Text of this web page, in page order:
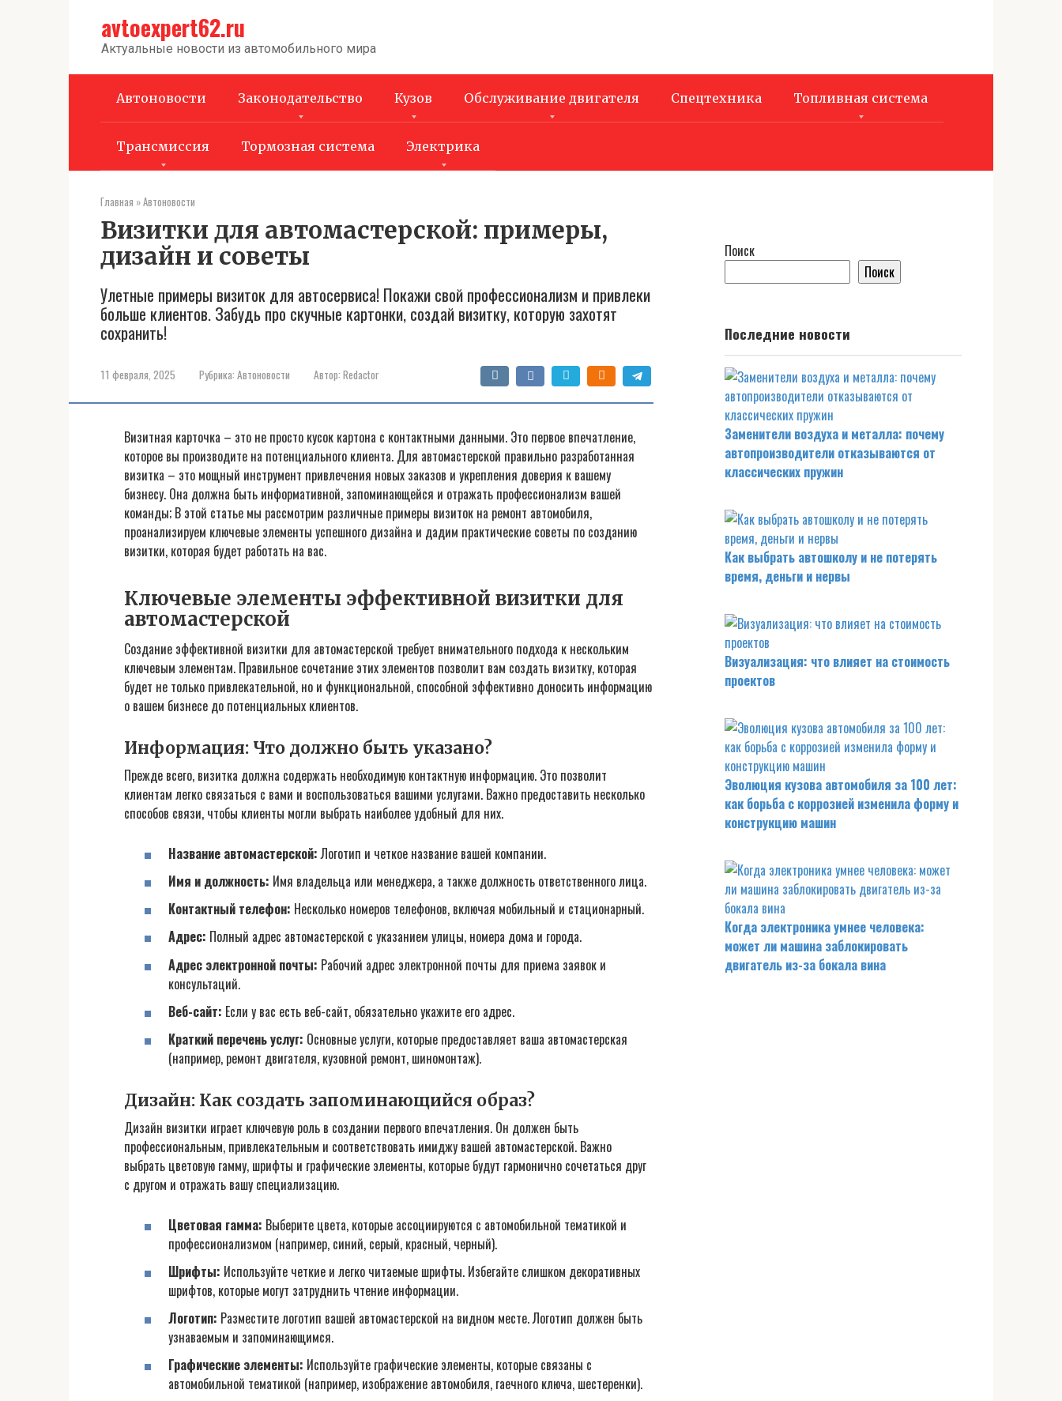
avtoexpert62.ru
Актуальные новости из автомобильного мира
Автоновости Законодательство Кузов Обслуживание двигателя Спецтехника Топливная система
Трансмиссия Тормозная система Электрика
Главная »Автоновости
Визитки для автомастерской: примеры,
дизайн и советы
Улетные примеры визиток для автосервиса! Покажи свой профессионализм и привлеки
больше клиентов. Забудь про скучные картонки, создай визитку, которую захотят
сохранить!
11 февраля, 2025 Рубрика: Автоновости Автор: Redactor
Визитная карточка – это не просто кусок картона с контактными данными. Это первое впечатление,
которое вы производите на потенциального клиента. Для автомастерской правильно разработанная
визитка – это мощный инструмент привлечения новых заказов и укрепления доверия к вашему
бизнесу. Она должна быть информативной, запоминающейся и отражать профессионализм вашей
команды; В этой статье мы рассмотрим различные примеры визиток на ремонт автомобиля,
проанализируем ключевые элементы успешного дизайна и дадим практические советы по созданию
визитки, которая будет работать на вас.
Ключевые элементы эффективной визитки для
автомастерской
Создание эффективной визитки для автомастерской требует внимательного подхода к нескольким
ключевым элементам. Правильное сочетание этих элементов позволит вам создать визитку, которая
будет не только привлекательной, но и функциональной, способной эффективно доносить информацию
о вашем бизнесе до потенциальных клиентов.
Информация: Что должно быть указано?
Прежде всего, визитка должна содержать необходимую контактную информацию. Это позволит
клиентам легко связаться с вами и воспользоваться вашими услугами. Важно предоставить несколько
способов связи, чтобы клиенты могли выбрать наиболее удобный для них.
Название автомастерской:Логотип и четкое название вашей компании.
Имя и должность: Имя владельца или менеджера, а также должность ответственного лица.
Контактный телефон: Несколько номеров телефонов, включая мобильный и стационарный.
Адрес: Полный адрес автомастерской с указанием улицы, номера дома и города.
Адрес электронной почты: Рабочий адрес электронной почты для приема заявок и
консультаций.
Веб-сайт: Если у вас есть веб-сайт, обязательно укажите его адрес.
Краткий перечень услуг: Основные услуги, которые предоставляет ваша автомастерская
(например, ремонт двигателя, кузовной ремонт, шиномонтаж).
Дизайн: Как создать запоминающийся образ?
Дизайн визитки играет ключевую роль в создании первого впечатления. Он должен быть
профессиональным, привлекательным и соответствовать имиджу вашей автомастерской. Важно
выбрать цветовую гамму, шрифты и графические элементы, которые будут гармонично сочетаться друг
с другом и отражать вашу специализацию.
Цветовая гамма: Выберите цвета, которые ассоциируются с автомобильной тематикой и
профессионализмом (например, синий, серый, красный, черный).
Шрифты: Используйте четкие и легко читаемые шрифты. Избегайте слишком декоративных
шрифтов, которые могут затруднить чтение информации.
Логотип: Разместите логотип вашей автомастерской на видном месте. Логотип должен быть
узнаваемым и запоминающимся.
Графические элементы: Используйте графические элементы, которые связаны с
автомобильной тематикой (например, изображение автомобиля, гаечного ключа, шестеренки).
Поиск
Поиск
Последние новости
Заменители воздуха и металла: почему
автопроизводители отказываются от
классических пружин
Как выбрать автошколу и не потерять
время, деньги и нервы
Визуализация: что влияет на стоимость
проектов
Эволюция кузова автомобиля за 100 лет:
как борьба с коррозией изменила форму и
конструкцию машин
Когда электроника умнее человека:
может ли машина заблокировать
двигатель из-за бокала вина